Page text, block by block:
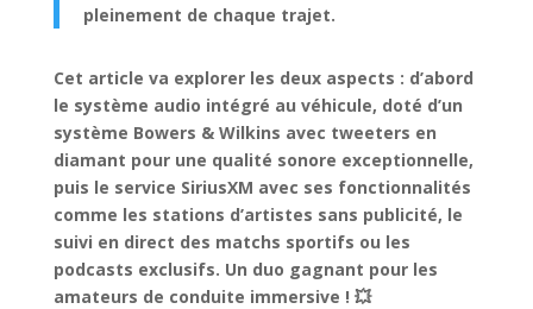
pleinement de chaque trajet.
Cet article va explorer les deux aspects : d’abord
le système audio intégré au véhicule, doté d’un
système Bowers & Wilkins avec tweeters en
diamant pour une qualité sonore exceptionnelle,
puis le service SiriusXM avec ses fonctionnalités
comme les stations d’artistes sans publicité, le
suivi en direct des matchs sportifs ou les
podcasts exclusifs. Un duo gagnant pour les
amateurs de conduite immersive ! 💥